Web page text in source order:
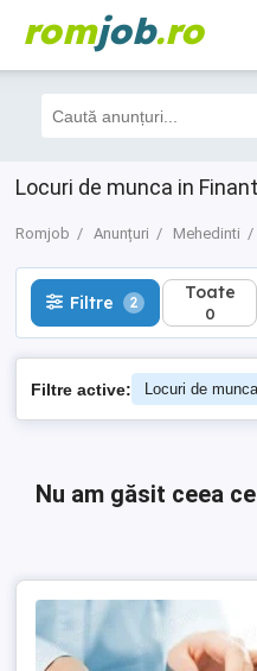
romjob.ro
Locuri de munca in
Romjob Anunțuri Mehedinti
Filtre 2 Toate
0
Filtre 2 Toate
0
Filtre active: Locuri de munca
Nu am găsit ceea